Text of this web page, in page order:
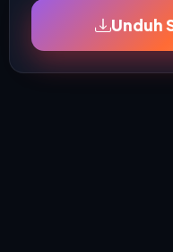
Unduh